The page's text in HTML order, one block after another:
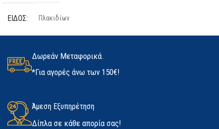
ΕΊΔΟΣ Πλακιδίων
ΚΑΤΑΣΚΕΥΑΣΤΉΣ Kerakoll
ΔΙΑΘΕΣΙΜΌΤΗΤΑ
Δωρεάν Μεταφορικά.
*Για αγορές άνω των 150€!
Άμεση Εξυπηρέτηση
Δίπλα σε κάθε απορία σας!